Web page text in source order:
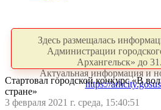
Здесь размещалась
Администрации
Архангельск» до
Актуальная информация и
https://
Стартовал городской конкурс «В
стране»
3 февраля 2021 г. среда, 15:40:51